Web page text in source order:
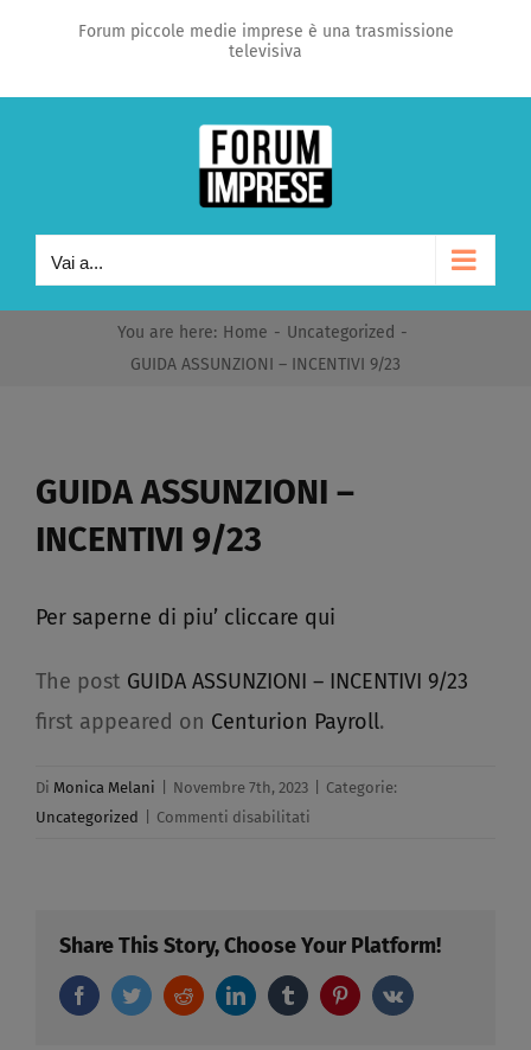
contenuto
Forum piccole medie imprese è una trasmissione
televisiva
Vai a...
You are here: Home - Uncategorized -
GUIDA ASSUNZIONI – INCENTIVI 9/23
GUIDA ASSUNZIONI –
INCENTIVI 9/23
Per saperne di piu’ cliccare qui
The post GUIDA ASSUNZIONI – INCENTIVI 9/23
first appeared on Centurion Payroll.
Di Monica Melani Novembre 7th, 2023
Categorie:
Uncategorized
Commenti disabilitati
INCENTIVI
Share This Story, Choose Your Platform!
FacebookTwitterRedditLinkedInTumblr Pinterest
Vk